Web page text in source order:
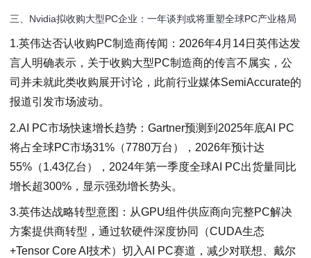
三、Nvidia拟收购大型PC企业：一年谈判或将重塑全球PC产业格局
1.英伟达否认收购PC制造商传闻：2026年4月14日英伟达发
言人明确表示，关于收购大型PC制造商的传言不属实，公
司并未就此类收购展开讨论，此前行业媒体SemiAccurate的
报道引发市场波动。
2.AI PC市场快速增长趋势：Gartner预测到2025年底AI PC
将占全球PC市场31%（7780万台），2026年预计达
55%（1.43亿台），2024年第一季度全球AI PC出货量同比
增长超300%，显示强劲增长势头。
3.英伟达战略转型意图：从GPU组件供应商向完整PC解决
方案提供商转型，通过软硬件深度协同（CUDA生态
+Tensor Core AI技术）切入AI PC赛道，减少对联想、戴尔